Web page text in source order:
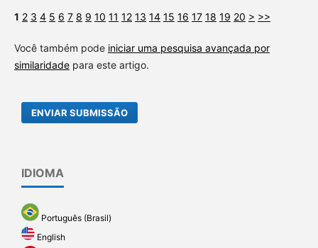
1 2 3 4 5 6 7 8 9 10 11 12 13 14 15 16 17 18 19 20 > >>
Você também pode iniciar uma pesquisa avançada por
similaridadepara este artigo.
ENVIAR SUBMISSÃO
IDIOMA
Português (Brasil)
English